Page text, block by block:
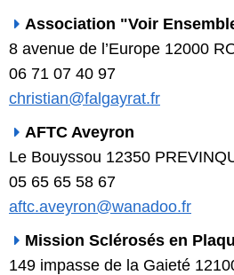
Association "Voir
8 avenue de l’Europe 12000
06 71 07 40 97
christian@falgayrat.fr
AFTC Aveyron
Le Bouyssou 12350
05 65 65 58 67
aftc.aveyron@wanadoo.fr
Mission Sclérosés en
149 impasse de la Gaieté